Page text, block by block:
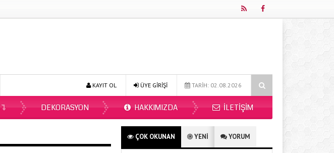
Ecopirin Reçetesiz Alınır Mı 2026? Online Diyetisyen ile Sağlıklı Beslenmenin Yeni Adresi:
TARİH: 02.08.2026
ÜYE GİRİŞİ
KAYIT OL
DEKORASYON HAKKIMIZDA İLETIŞIM
ÇOK OKUNAN YENİ YORUM